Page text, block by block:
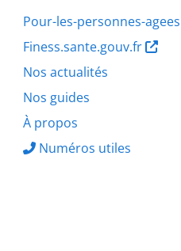
Pour-les-personnes-
Finess.sante.gouv.fr
Nos actualités
Nos guides
À propos
Numéros utiles